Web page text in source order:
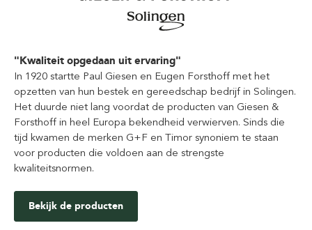
"Kwaliteit opgedaan uit ervaring"
In 1920 startte Paul Giesen en Eugen Forsthoff met het
opzetten van hun bestek en gereedschap bedrijf in Solingen.
Het duurde niet lang voordat de producten van Giesen &
Forsthoff in heel Europa bekendheid verwierven. Sinds die
tijd kwamen de merken G+F en Timor synoniem te staan
voor producten die voldoen aan de strengste
kwaliteitsnormen.
Bekijk de producten